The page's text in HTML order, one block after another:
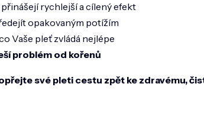
přinášejí rychlejší a cílený efekt
opakovaným potížím
Vaše pleť zvládá nejlépe
problém od kořenů
své pleti cestu zpět ke zdravému,